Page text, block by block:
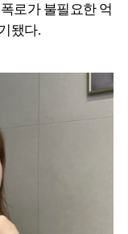
로가 불필요한 억
됐다.